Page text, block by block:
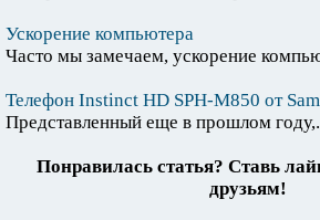
Ускорение компьютера
Часто мы замечаем, ускорение
Телефон Instinct HD SPH-M850 от
Представленный еще в прошлом
Понравилась статья? Ставь
друзьям!